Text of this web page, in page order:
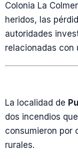
Colonia La
heridos, las
autoridades
relacionadas con
La localidad de
dos incendios
consumieron por
rurales.